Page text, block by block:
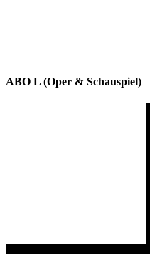
ABO L (Oper & Schauspiel)